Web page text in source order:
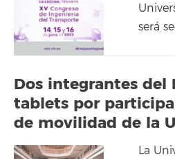
será
Dos integrantes del
tablets por
de movilidad de la
La